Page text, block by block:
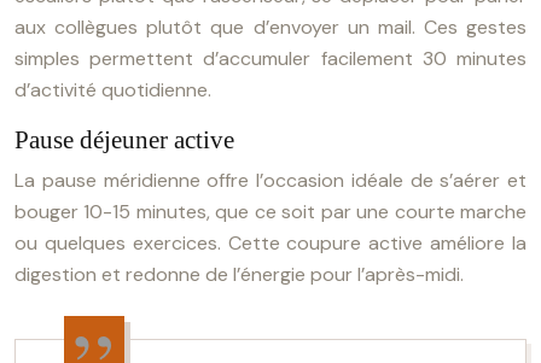
aux collègues plutôt que d’envoyer un mail. Ces gestes
simples permettent d’accumuler facilement 30 minutes
d’activité quotidienne.
Pause déjeuner active
La pause méridienne offre l’occasion idéale de s’aérer et
bouger 10-15 minutes, que ce soit par une courte marche
ou quelques exercices. Cette coupure active améliore la
digestion et redonne de l’énergie pour l’après-midi.